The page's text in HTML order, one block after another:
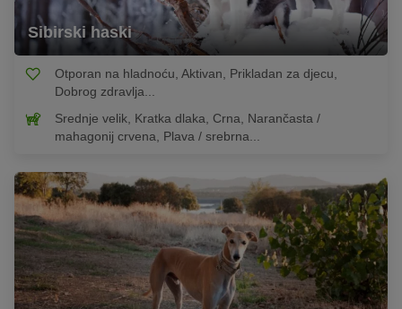
Sibirski haski
Otporan na hladnoću, Aktivan, Prikladan za djecu,
Dobrog zdravlja...
Srednje velik, Kratka dlaka, Crna, Narančasta /
mahagonij crvena, Plava / srebrna...